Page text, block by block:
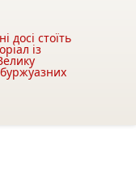
досі стоїть
із